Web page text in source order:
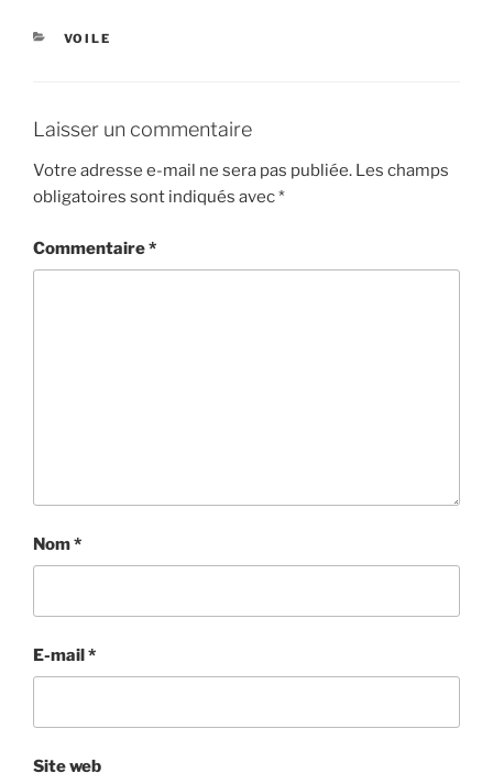
CATÉGORIES
VOILE
Laisser un commentaire
Votre adresse e-mail ne sera pas publiée. Les champs
obligatoires sont indiqués avec*
Commentaire*
Nom*
E-mail*
Site web